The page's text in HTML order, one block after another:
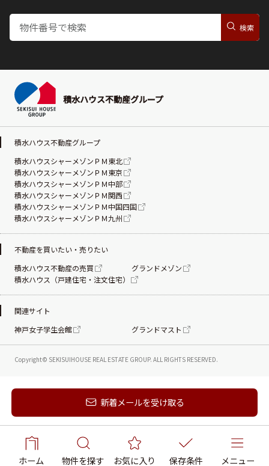
新着メールを受け取る
ホーム 物件を探す お気に入り 保存条件 メニュー
積水ハウス不動産グループ
Copyright© SEKISUIHOUSE REAL ESTATE GROUP. ALL RIGHTS RESERVED.
積水ハウス不動産グループ
積水ハウスシャーメゾンＰＭ東北
積水ハウスシャーメゾンＰＭ東京
積水ハウスシャーメゾンＰＭ中部
積水ハウスシャーメゾンＰＭ関西
積水ハウスシャーメゾンＰＭ中国四国
積水ハウスシャーメゾンＰＭ九州
不動産を買いたい・売りたい
積水ハウス不動産の売買
グランドメゾン
積水ハウス（戸建住宅・注文住宅）
関連サイト
神戸女子学生会館
グランドマスト